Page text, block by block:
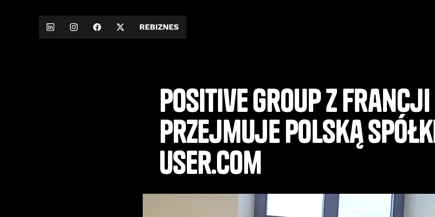
Positive Group z Francji
przejmuje polską
User.com